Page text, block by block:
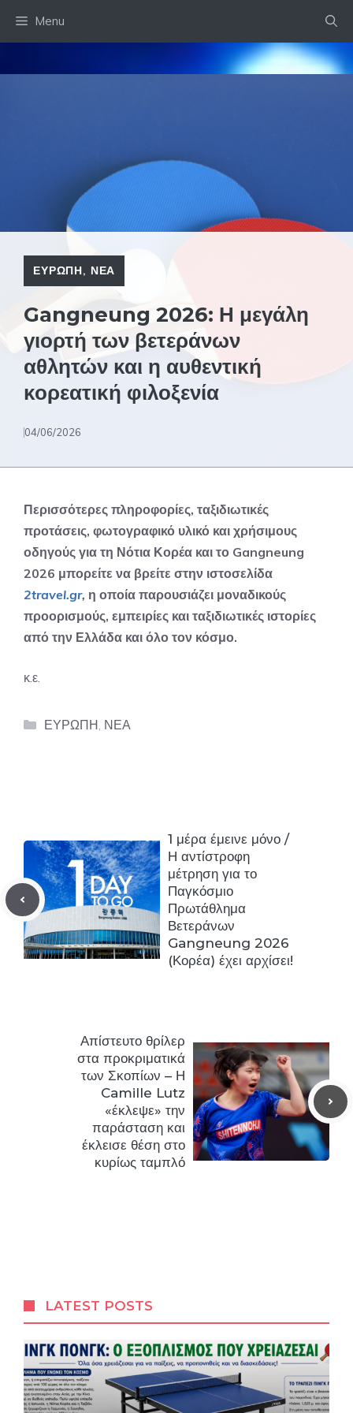
Menu
ΕΥΡΩΠΗ, ΝΕΑ
Gangneung 2026: Η μεγάλη
γιορτή των βετεράνων
αθλητών και η αυθεντική
κορεατική φιλοξενία
04/06/2026
Περισσότερες πληροφορίες, ταξιδιωτικές
προτάσεις, φωτογραφικό υλικό και χρήσιμους
οδηγούς για τη Νότια Κορέα και το Gangneung
2026 μπορείτε να βρείτε στην ιστοσελίδα
2travel.gr, η οποία παρουσιάζει μοναδικούς
προορισμούς, εμπειρίες και ταξιδιωτικές ιστορίες
από την Ελλάδα και όλο τον κόσμο.
κ.ε.
Categories
ΕΥΡΩΠΗ, ΝΕΑ
1 μέρα έμεινε μόνο /
Η αντίστροφη
μέτρηση για το
Παγκόσμιο
Πρωτάθλημα
Βετεράνων
Gangneung 2026
(Κορέα) έχει αρχίσει!
Απίστευτο θρίλερ
στα προκριματικά
των Σκοπίων – Η
Camille Lutz
«έκλεψε» την
παράσταση και
έκλεισε θέση στο
κυρίως ταμπλό
LATEST POSTS